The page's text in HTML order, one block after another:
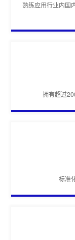
熟练应用行业内国
拥有超过
标准